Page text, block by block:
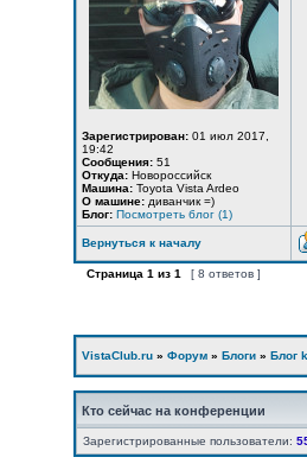
Зарегистрирован: 01 июл 2017,
19:42
Сообщения: 51
Откуда: Новороссийск
Машина: Toyota Vista Ardeo
О машине: диванчик =)
Блог: Посмотреть блог (1)
Вернуться к началу
Страница 1 из 1 [ 8 ответов ]
VistaClub.ru » Форум » Блоги » Блог
Кто сейчас на конференции
Зарегистрированные пользователи: